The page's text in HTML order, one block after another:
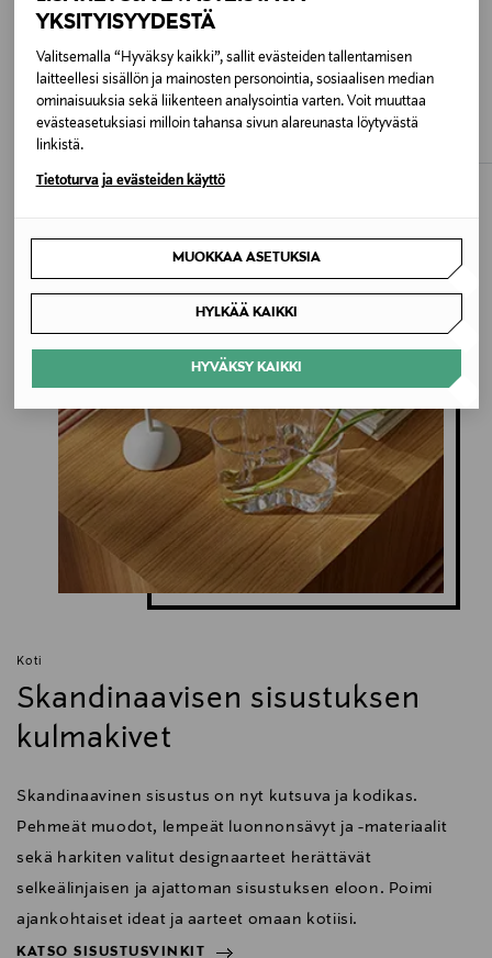
YKSITYISYYDESTÄ
Valitsemalla “Hyväksy kaikki”, sallit evästeiden tallentamisen
laitteellesi sisällön ja mainosten personointia, sosiaalisen median
ominaisuuksia sekä liikenteen analysointia varten. Voit muuttaa
evästeasetuksiasi milloin tahansa sivun alareunasta löytyvästä
linkistä.
Tietoturva ja evästeiden käyttö
MUOKKAA ASETUKSIA
HYLKÄÄ KAIKKI
HYVÄKSY KAIKKI
270 x 138 x 110 cm
Valmistusmaa
Kiina
Fatboy the Original B.V.
Fatboy the Original B.V., Het Zuiderkruis 3, 5215 MV 's-
Hertogenbosch, The Netherlands
Digitaalinen osoite
info@fatboy.com
KLIPPOTEKET
Rock Hard -hiuskiinne 80 ml
Original Price
4,90 €
ETUKUPONKITUOTE
ALESSI
Viininjäähdytin
Original Price
200,00 €
Koti
Skandinaavisen sisustuksen
kulmakivet
Skandinaavinen sisustus on nyt kutsuva ja kodikas.
Pehmeät muodot, lempeät luonnonsävyt ja -materiaalit
sekä harkiten valitut designaarteet herättävät
selkeälinjaisen ja ajattoman sisustuksen eloon. Poimi
ajankohtaiset ideat ja aarteet omaan kotiisi.
KATSO SISUSTUSVINKIT
Inspiroidu